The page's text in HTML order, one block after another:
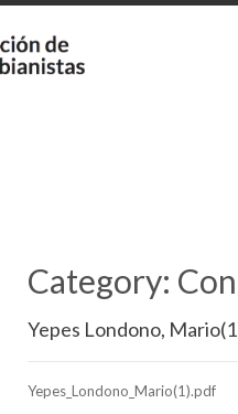
Category:
Yepes Londono,
Yepes_Londono_Mario(1).pdf